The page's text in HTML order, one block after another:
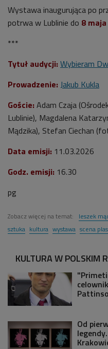
Wystawa inaugurująca po
potrwa w Lublinie do 8 maja
***
Tytuł audycji: Wybieram
Prowadzenie: Jakub Kukla
Goście: Adam Czaja
Lublinie), Magdalena
Mądzika), Stefan Ciechan
Data emisji: 11.03.2026
Godz. emisji: 16.30
pg
Zobacz więcej na temat: leszek
sztuka kultura wystawa scena
KULTURA W POLSKIM
Od